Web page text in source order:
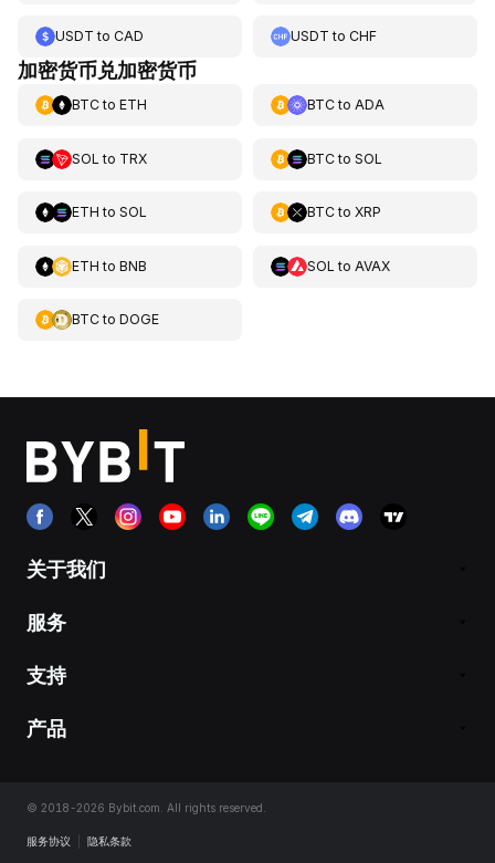
USDT to CAD USDT toCHF
加密货币兑加密货币
BTCto ETH BTCto ADA
SOL to TRX BTCto SOL
ETH to SOL BTCto XRP
ETH to BNB SOL to AVAX
BTCto DOGE
关于我们
服务
支持
产品
© 2018-2026 Bybit.com. All rights reserved.
服务协议 隐私条款